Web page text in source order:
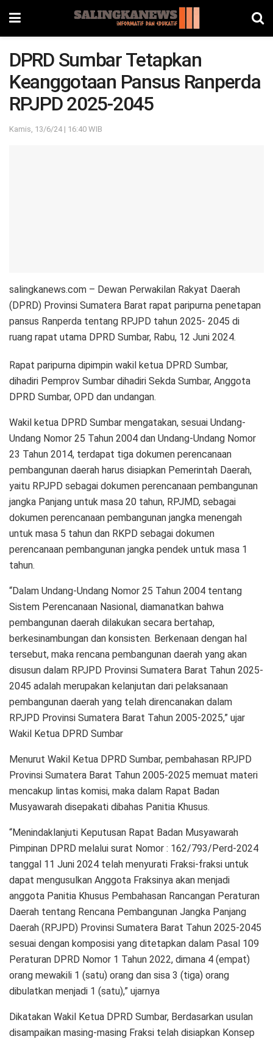
DPRD Sumbar Tetapkan
Keanggotaan Pansus Ranperda
RPJPD 2025-2045
Kamis, 13/6/24 | 16:40 WIB
salingkanews.com – Dewan Perwakilan Rakyat Daerah
(DPRD) Provinsi Sumatera Barat rapat paripurna penetapan
pansus Ranperda tentang RPJPD tahun 2025- 2045 di
ruang rapat utama DPRD Sumbar, Rabu, 12 Juni 2024.
Rapat paripurna dipimpin wakil ketua DPRD Sumbar,
dihadiri Pemprov Sumbar dihadiri Sekda Sumbar, Anggota
DPRD Sumbar, OPD dan undangan.
Wakil ketua DPRD Sumbar mengatakan, sesuai Undang-
Undang Nomor 25 Tahun 2004 dan Undang-Undang Nomor
23 Tahun 2014, terdapat tiga dokumen perencanaan
pembangunan daerah harus disiapkan Pemerintah Daerah,
yaitu RPJPD sebagai dokumen perencanaan pembangunan
jangka Panjang untuk masa 20 tahun, RPJMD, sebagai
dokumen perencanaan pembangunan jangka menengah
untuk masa 5 tahun dan RKPD sebagai dokumen
perencanaan pembangunan jangka pendek untuk masa 1
tahun.
“Dalam Undang-Undang Nomor 25 Tahun 2004 tentang
Sistem Perencanaan Nasional, diamanatkan bahwa
pembangunan daerah dilakukan secara bertahap,
berkesinambungan dan konsisten. Berkenaan dengan hal
tersebut, maka rencana pembangunan daerah yang akan
disusun dalam RPJPD Provinsi Sumatera Barat Tahun 2025-
2045 adalah merupakan kelanjutan dari pelaksanaan
pembangunan daerah yang telah direncanakan dalam
RPJPD Provinsi Sumatera Barat Tahun 2005-2025,” ujar
Wakil Ketua DPRD Sumbar
Menurut Wakil Ketua DPRD Sumbar, pembahasan RPJPD
Provinsi Sumatera Barat Tahun 2005-2025 memuat materi
mencakup lintas komisi, maka dalam Rapat Badan
Musyawarah disepakati dibahas Panitia Khusus.
“Menindaklanjuti Keputusan Rapat Badan Musyawarah
Pimpinan DPRD melalui surat Nomor : 162/793/Perd-2024
tanggal 11 Juni 2024 telah menyurati Fraksi-fraksi untuk
dapat mengusulkan Anggota Fraksinya akan menjadi
anggota Panitia Khusus Pembahasan Rancangan Peraturan
Daerah tentang Rencana Pembangunan Jangka Panjang
Daerah (RPJPD) Provinsi Sumatera Barat Tahun 2025-2045
sesuai dengan komposisi yang ditetapkan dalam Pasal 109
Peraturan DPRD Nomor 1 Tahun 2022, dimana 4 (empat)
orang mewakili 1 (satu) orang dan sisa 3 (tiga) orang
dibulatkan menjadi 1 (satu),” ujarnya
Dikatakan Wakil Ketua DPRD Sumbar, Berdasarkan usulan
disampaikan masing-masing Fraksi telah disiapkan Konsep